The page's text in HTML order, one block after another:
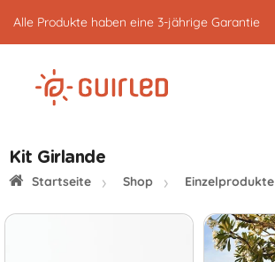
Alle Produkte haben eine 3-jährige Garantie
Kit Girlande
Startseite Shop Einzelprodukte